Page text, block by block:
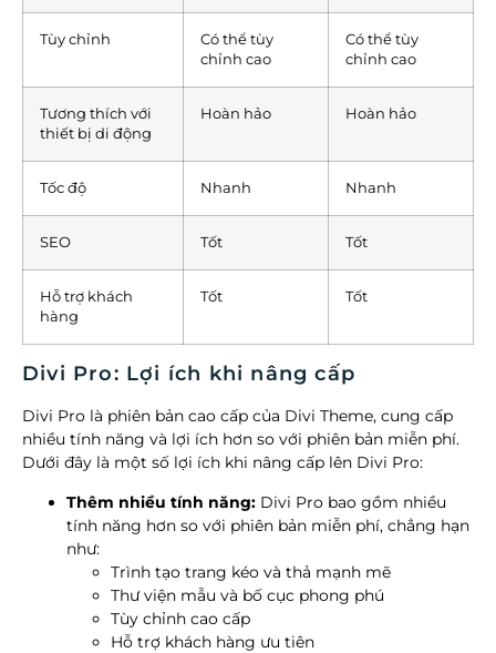
Tùy chỉnh
Có thể tùy
chỉnh cao
Có thể tùy
chỉnh cao
Tương thích với
thiết bị di động
Hoàn hảo Hoàn hảo
Tốc độ Nhanh Nhanh
SEO Tốt Tốt
Hỗ trợ khách
hàng
Tốt Tốt
Divi Pro: Lợi ích khi nâng cấp
Divi Pro là phiên bản cao cấp của Divi Theme, cung cấp
nhiều tính năng và lợi ích hơn so với phiên bản miễn phí.
Dưới đây là một số lợi ích khi nâng cấp lên Divi Pro:
Thêm nhiều tính năng: Divi Pro bao gồm nhiều
tính năng hơn so với phiên bản miễn phí, chẳng hạn
như:
Trình tạo trang kéo và thả mạnh mẽ
Thư viện mẫu và bố cục phong phú
Tùy chỉnh cao cấp
Hỗ trợ khách hàng ưu tiên